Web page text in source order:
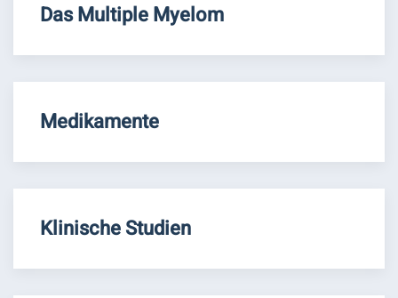
Das Multiple Myelom
Medikamente
Klinische Studien